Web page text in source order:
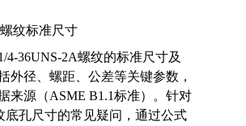
纹标准尺寸
4-36UNS-2A螺纹的标准尺寸及
外径、螺距、公差等关键参数，
来源（ASME B1.1标准）。针对
底孔尺寸的常见疑问，通过公式